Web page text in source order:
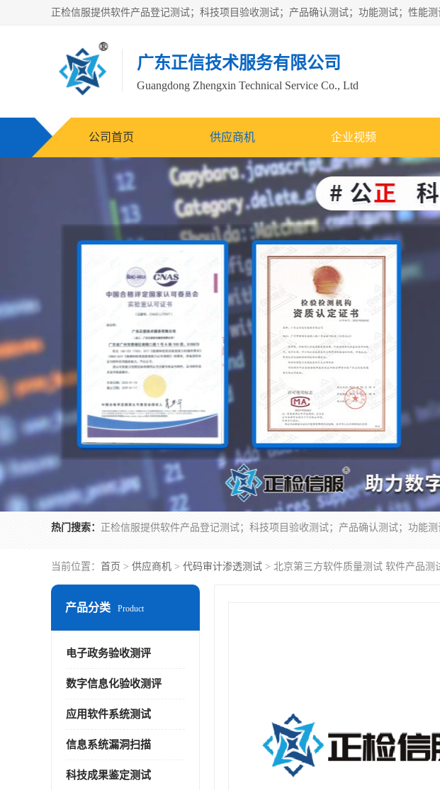
广东正信技术服务有限公司
Guangdong Zhengxin Technical Service Co., Ltd
公司首页 供应商机 企业视频
热门搜索：
当前位置： 首页 > 供应商机 > 代码审计渗透测试 > 北京第三方软件质量测试 软件产品测
产品分类 Product
电子政务验收测评
数字信息化验收测评
应用软件系统测试
信息系统漏洞扫描
科技成果鉴定测试